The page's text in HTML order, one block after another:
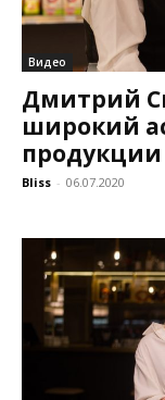
Видео
Дмитрий
широкий
продукции
Bliss - 06.07.2020